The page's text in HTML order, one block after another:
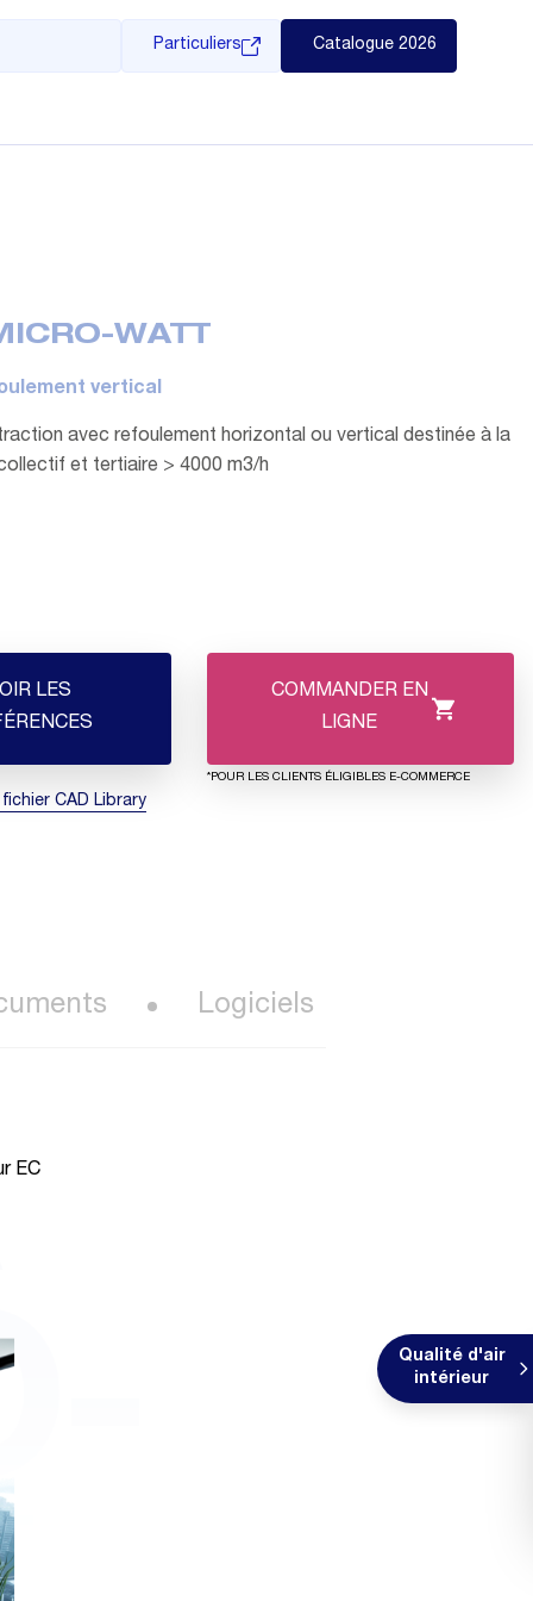
Particuliers Catalogue 2026
Qualité d'air
intérieur
WATT
vertical
avec refoulement horizontal ou vertical destinée à la
et tertiaire > 4000 m3/h
LES
COMMANDER EN
LIGNE
*POUR LES CLIENTS ÉLIGIBLES E-COMMERCE
CAD Library
Logiciels
EC